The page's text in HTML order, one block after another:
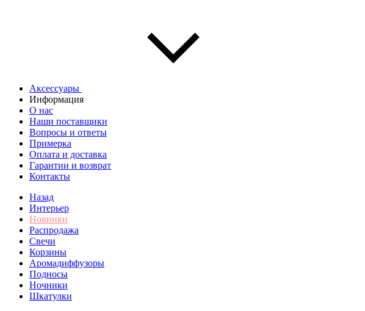
Аксессуары
Информация
О нас
Наши поставщики
Вопросы и ответы
Примерка
Оплата и доставка
Гарантии и возврат
Контакты
Назад
Интерьер
Новинки
Распродажа
Свечи
Корзины
Аромадиффузоры
Подносы
Ночники
Шкатулки